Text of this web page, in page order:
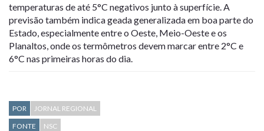
temperaturas de até 5°C negativos junto à superfície. A
previsão também indica geada generalizada em boa parte do
Estado, especialmente entre o Oeste, Meio-Oeste e os
Planaltos, onde os termômetros devem marcar entre 2°C e
6°C nas primeiras horas do dia.
POR
JORNAL REGIONAL
FONTE
NSC